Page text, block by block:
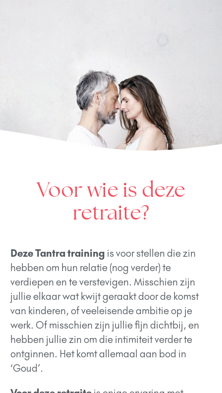
Voor wie is deze
retraite?
Deze Tantra training is voor stellen die zin
hebben om hun relatie (nog verder) te
verdiepen en te verstevigen. Misschien zijn
jullie elkaar wat kwijt geraakt door de komst
van kinderen, of veeleisende ambitie op je
werk. Of misschien zijn jullie fijn dichtbij, en
hebben jullie zin om die intimiteit verder te
ontginnen. Het komt allemaal aan bod in
‘Goud’.